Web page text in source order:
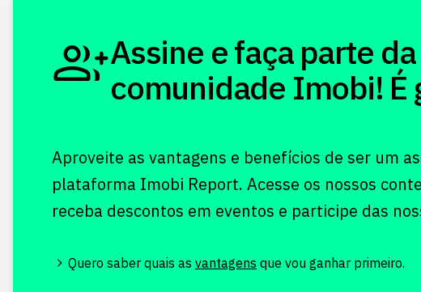
Assine e faça parte da
comunidade Imobi! É
Aproveite as vantagens e benefícios de ser um
plataforma Imobi Report. Acesse os nossos
receba descontos em eventos e participe das
Quero saber quais as vantagens que vou ganhar primeiro.